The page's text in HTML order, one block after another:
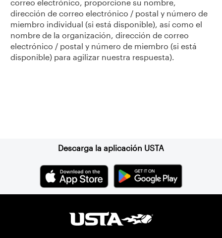
correo electrónico, proporcione su nombre,
dirección de correo electrónico / postal y número de
miembro individual (si está disponible), así como el
nombre de la organización, dirección de correo
electrónico / postal y número de miembro (si está
disponible) para agilizar nuestra respuesta).
Descarga la aplicación USTA